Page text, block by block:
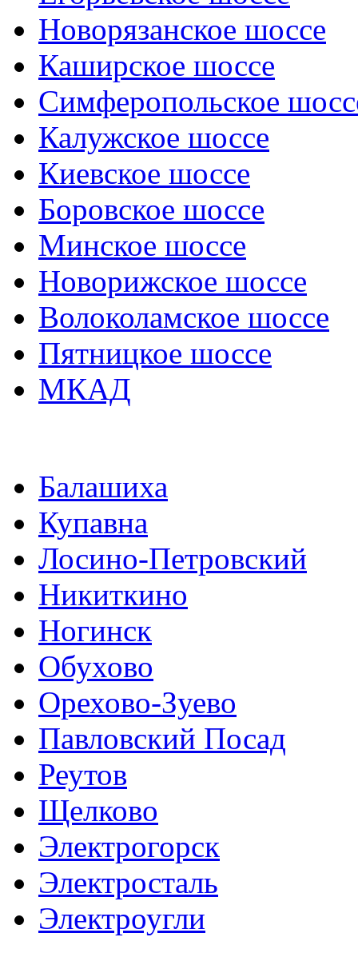
Новорязанское шоссе
Каширское шоссе
Симферопольское
Калужское шоссе
Киевское шоссе
Боровское шоссе
Минское шоссе
Новорижское шоссе
Волоколамское шоссе
Пятницкое шоссе
МКАД
Балашиха
Купавна
Лосино-Петровский
Никиткино
Ногинск
Обухово
Орехово-Зуево
Павловский Посад
Реутов
Щелково
Электрогорск
Электросталь
Электроугли